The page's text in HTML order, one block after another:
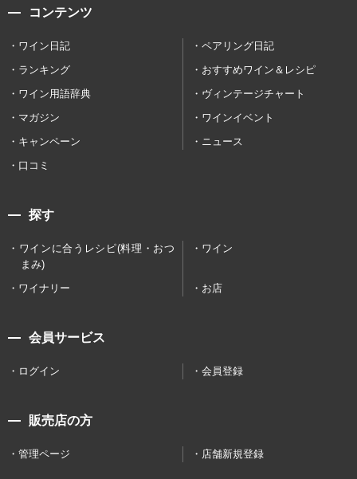
コンテンツ
ワイン日記
ペアリング日記
ランキング
おすすめワイン＆レシピ
ワイン用語辞典
ヴィンテージチャート
マガジン
ワインイベント
キャンペーン
ニュース
口コミ
探す
ワインに合うレシピ(料理・おつ
まみ)
ワイン
ワイナリー お店
会員サービス
ログイン 会員登録
販売店の方
管理ページ 店舗新規登録